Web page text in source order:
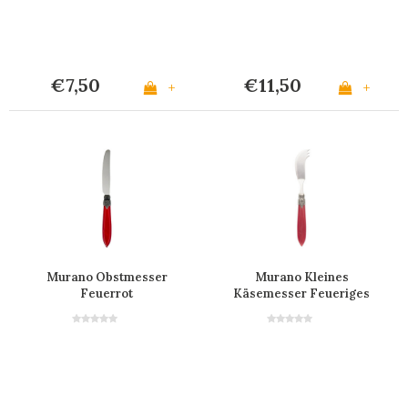
€7,50 + €11,50 +
Murano Obstmesser
Feuerrot
Murano Kleines
Käsemesser Feueriges